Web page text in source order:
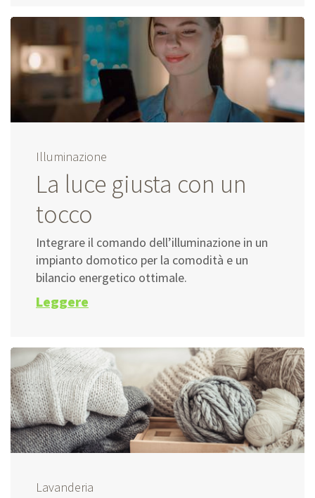
Illuminazione
La luce giusta con un
tocco
Integrare il comando dell’illuminazione in un
impianto domotico per la comodità e un
bilancio energetico ottimale.
Leggere
Lavanderia